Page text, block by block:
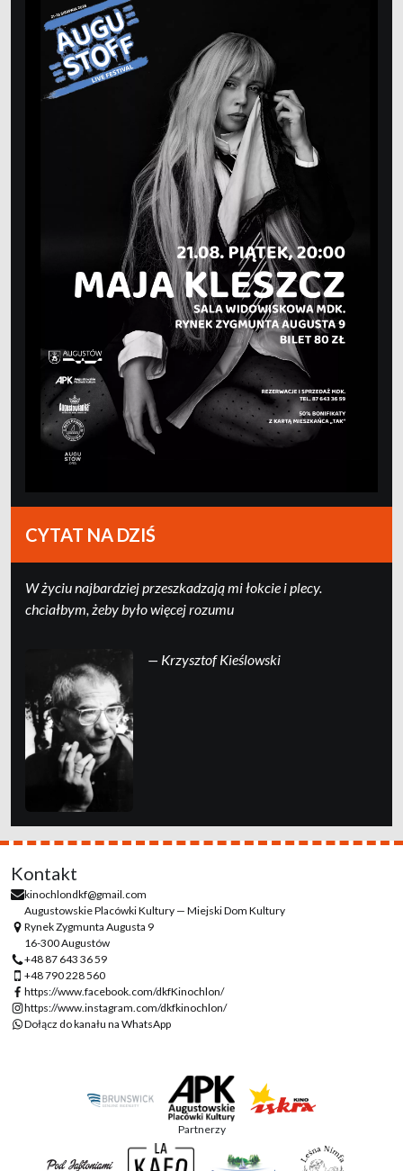
CYTAT NA DZIŚ
W życiu najbardziej przeszkadzają mi łokcie i plecy.
chciałbym, żeby było więcej rozumu
— Krzysztof Kieślowski
Kontakt
kinochlondkf@gmail.com
Augustowskie Placówki Kultury — Miejski Dom Kultury
Rynek Zygmunta Augusta 9
16-300 Augustów
+48 87 643 36 59
+48 790 228 560
https://www.facebook.com/dkfKinochlon/
https://www.instagram.com/dkfkinochlon/
Dołącz do kanału na WhatsApp
Partnerzy